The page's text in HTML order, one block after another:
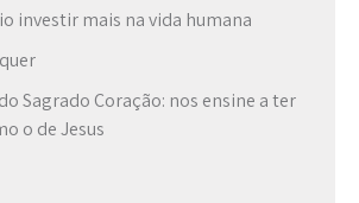
investir mais na vida humana
Sagrado Coração: nos ensine a ter
o de Jesus